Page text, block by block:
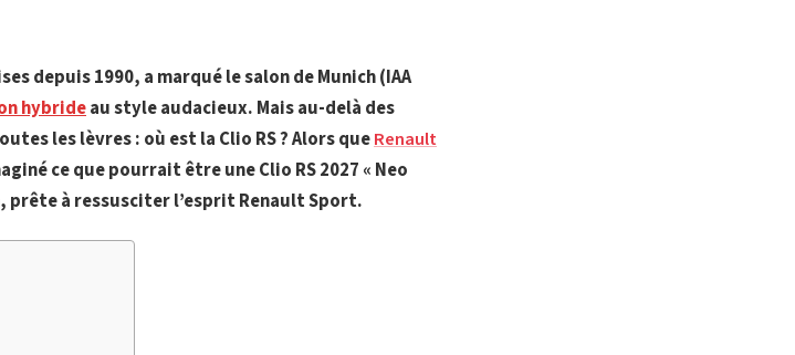
depuis 1990, a marqué le salon de Munich (IAA
hybrideau style audacieux. Mais au-delà des
les lèvres : où est la Clio RS ? Alors queRenault
ce que pourrait être une Clio RS 2027 « Neo
prête à ressusciter l’esprit Renault Sport.